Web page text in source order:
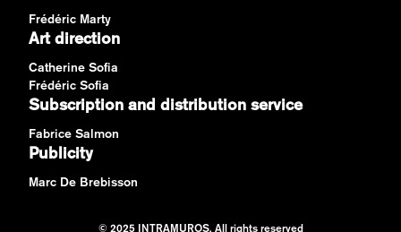
Frédéric Marty
Art direction
Catherine Sofia
Frédéric Sofia
Subscription and distribution service
Fabrice Salmon
Publicity
Marc De Brebisson
© 2025 INTRAMUROS. All rights reserved